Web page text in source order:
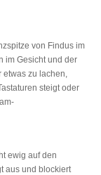
von Findus im
im Gesicht und der
zu lachen,
steigt oder
ewig auf den
aus und blockiert